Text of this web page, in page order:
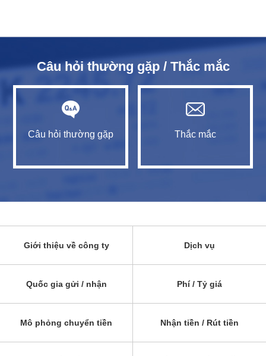
Câu hỏi thường gặp / Thắc mắc
Câu hỏi thường gặp Thắc mắc
Giới thiệu về công ty Dịch vụ
Quốc gia gửi / nhận Phí / Tỷ giá
Mô phỏng chuyển tiền Nhận tiền / Rút tiền